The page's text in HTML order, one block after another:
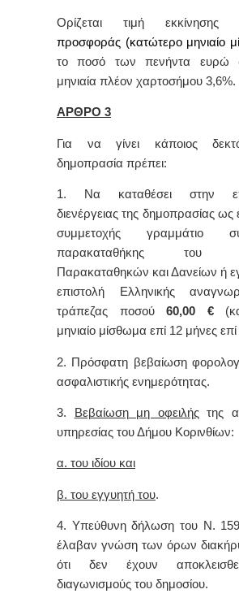
Ορίζεται τιμή εκκίνησης
προσφοράς (κατώτερο μηνιαίο
το ποσό των πενήντα ευρώ
μηνιαία πλέον χαρτοσήμου 3,6%.
ΑΡΘΡΟ 3
Για να γίνει κάποιος
δημοπρασία πρέπει:
1. Να καταθέσει στην
διενέργειας της δημοπρασίας ως
συμμετοχής γραμμάτιο
παρακαταθήκης του
Παρακαταθηκών και Δανείων ή
επιστολή Ελληνικής
τράπεζας ποσού
60,00 €
μηνιαίο μίσθωμα επί 12 μήνες
2. Πρόσφατη βεβαίωση
ασφαλιστικής ενημερότητας.
3. Βεβαίωση μη οφειλήςτης
υπηρεσίας του Δήμου Κορινθίων:
α. του ιδίου και
β. του εγγυητή του.
4. Υπεύθυνη δήλωση του Ν.
έλαβαν γνώση των όρων
ότι δεν έχουν
διαγωνισμούς του δημοσίου.